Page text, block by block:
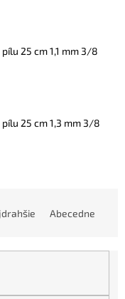
25 cm 1,1 mm 3/8
25 cm 1,3 mm 3/8
Abecedne